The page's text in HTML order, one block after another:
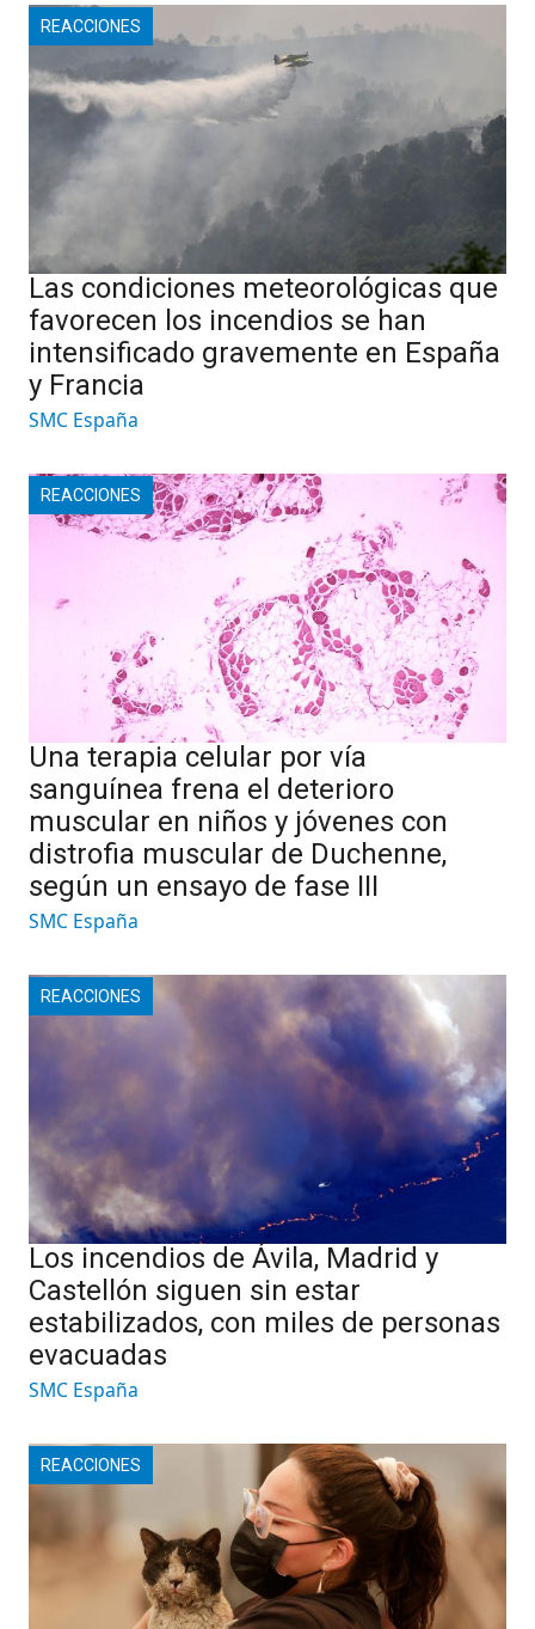
REACCIONES
Las condiciones meteorológicas que
favorecen los incendios se han
intensificado gravemente en España
y Francia
SMC España
REACCIONES
Una terapia celular por vía
sanguínea frena el deterioro
muscular en niños y jóvenes con
distrofia muscular de Duchenne,
según un ensayo de fase III
SMC España
REACCIONES
Los incendios de Ávila, Madrid y
Castellón siguen sin estar
estabilizados, con miles de personas
evacuadas
SMC España
REACCIONES